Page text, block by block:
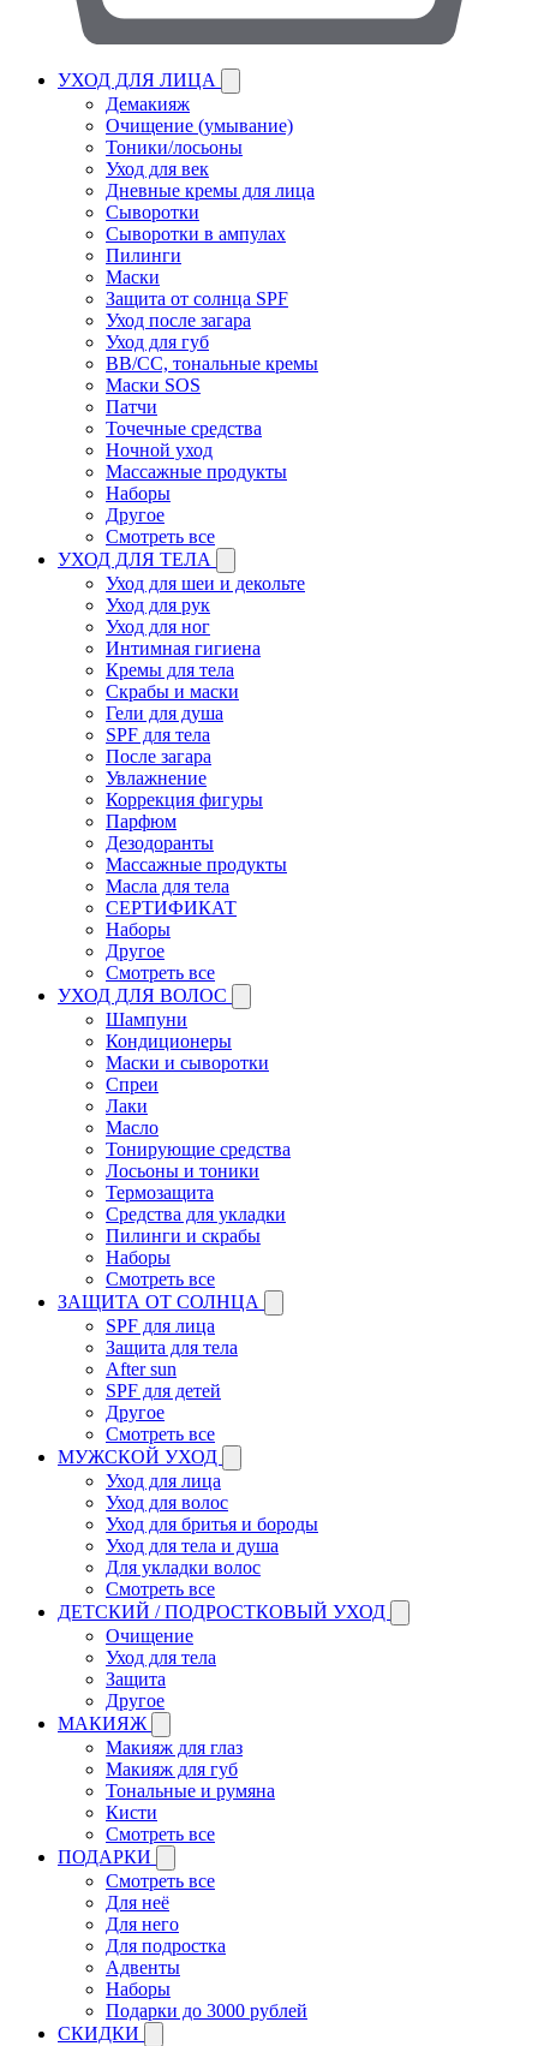
УХОД ДЛЯ ЛИЦА
Демакияж
Очищение (умывание)
Тоники/лосьоны
Уход для век
Дневные кремы для лица
Сыворотки
Сыворотки в ампулах
Пилинги
Маски
Защита от солнца SPF
Уход после загара
Уход для губ
BB/CC, тональные кремы
Маски SOS
Патчи
Точечные средства
Ночной уход
Массажные продукты
Наборы
Другое
Смотреть все
УХОД ДЛЯ ТЕЛА
Уход для шеи и декольте
Уход для рук
Уход для ног
Интимная гигиена
Кремы для тела
Скрабы и маски
Гели для душа
SPF для тела
После загара
Увлажнение
Коррекция фигуры
Парфюм
Дезодоранты
Массажные продукты
Масла для тела
СЕРТИФИКАТ
Наборы
Другое
Смотреть все
УХОД ДЛЯ ВОЛОС
Шампуни
Кондиционеры
Маски и сыворотки
Спреи
Лаки
Масло
Тонирующие средства
Лосьоны и тоники
Термозащита
Средства для укладки
Пилинги и скрабы
Наборы
Смотреть все
ЗАЩИТА ОТ СОЛНЦА
SPF для лица
Защита для тела
After sun
SPF для детей
Другое
Смотреть все
МУЖСКОЙ УХОД
Уход для лица
Уход для волос
Уход для бритья и бороды
Уход для тела и душа
Для укладки волос
Смотреть все
ДЕТСКИЙ / ПОДРОСТКОВЫЙ УХОД
Очищение
Уход для тела
Защита
Другое
МАКИЯЖ
Макияж для глаз
Макияж для губ
Тональные и румяна
Кисти
Смотреть все
ПОДАРКИ
Смотреть все
Для неё
Для него
Для подростка
Адвенты
Наборы
Подарки до 3000 рублей
СКИДКИ